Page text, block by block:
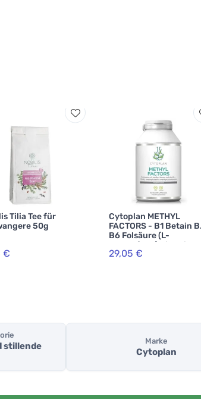
Tilia Tee für
50g
€
Cytoplan METHYL
FACTORS - B1 Betain
B6 Folsäure (L-
Methylfolat) Vitamin
und Zink, 60 Kapseln
29,05 €
stillende
Marke
Cytoplan